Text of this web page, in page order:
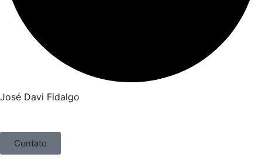
José Davi Fidalgo
Contato